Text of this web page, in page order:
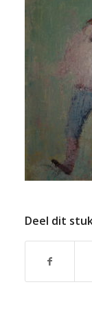
Deel dit